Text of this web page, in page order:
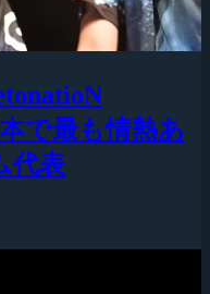
で最も情熱あ
代表